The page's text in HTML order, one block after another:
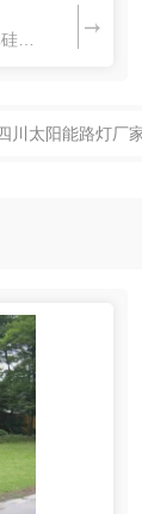
四川太阳能路灯是采用晶体硅太阳能电池供电，免维护阀控式密封蓄电池（胶体电池）储存电能，**亮LED灯具作为光源，并由智能化充放电控制器控制，用于代替传统公用电力照明的路灯。太阳能是取之不尽，用之不竭，...
川太阳能路灯厂